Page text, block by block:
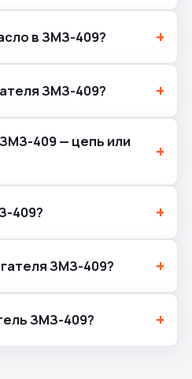
в ЗМЗ-409?
ЗМЗ-409?
409 — цепь или
409?
ЗМЗ-409?
ЗМЗ-409?